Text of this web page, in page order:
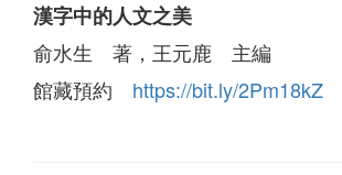
漢字中的人文之美
俞水生 著，王元鹿 主編
館藏預約 https://bit.ly/2Pm18kZ